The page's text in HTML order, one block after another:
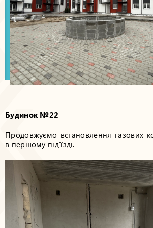
Будинок №22
Продовжуємо встановлення газових
в першому під'їзді.